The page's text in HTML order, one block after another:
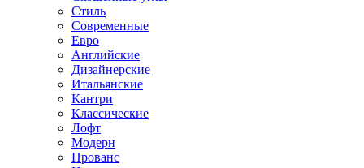
Стиль
Современные
Евро
Английские
Дизайнерские
Итальянские
Кантри
Классические
Лофт
Модерн
Прованс